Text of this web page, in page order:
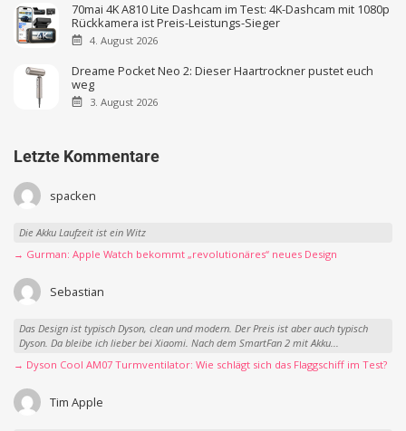
70mai 4K A810 Lite Dashcam im Test: 4K-Dashcam mit 1080p
Rückkamera ist Preis-Leistungs-Sieger
4. August 2026
Dreame Pocket Neo 2: Dieser Haartrockner pustet euch
weg
3. August 2026
Letzte Kommentare
spacken
Die Akku Laufzeit ist ein Witz
→ Gurman: Apple Watch bekommt „revolutionäres“ neues Design
Sebastian
Das Design ist typisch Dyson, clean und modern. Der Preis ist aber auch typisch
Dyson. Da bleibe ich lieber bei Xiaomi. Nach dem SmartFan 2 mit Akku...
→ Dyson Cool AM07 Turmventilator: Wie schlägt sich das Flaggschiff im Test?
Tim Apple